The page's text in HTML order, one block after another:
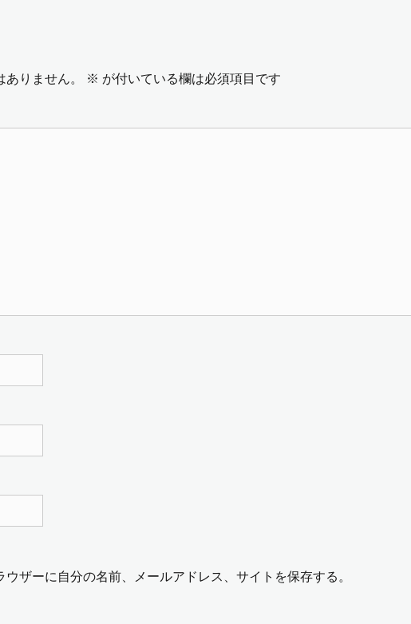
りません。 ※ が付いている欄は必須項目です
ザーに自分の名前、メールアドレス、サイトを保存する。